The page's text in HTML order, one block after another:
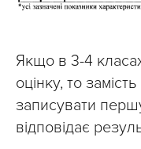
Якщо в 3-4
оцінку, то
записувати
відповідає